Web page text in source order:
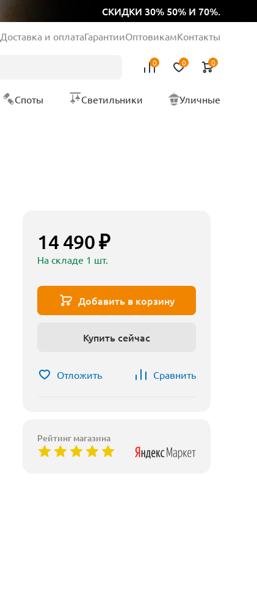
СКИДКИ 30% 50% И 70%.
Доставка и оплатаГарантииОптовикамКонтакты
0 0 0
Споты Светильники Уличные
14 490 ₽
На складе 1 шт.
Добавить в корзину
Купить сейчас
Отложить Сравнить
Рейтинг магазина